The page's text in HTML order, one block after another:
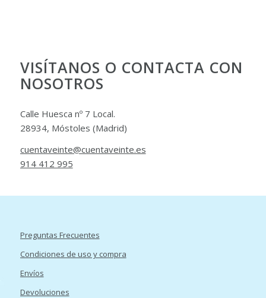
VISÍTANOS O CONTACTA CON
NOSOTROS
Calle Huesca nº 7 Local.
28934, Móstoles (Madrid)
cuentaveinte@cuentaveinte.es
914 412 995
Preguntas Frecuentes
Condiciones de uso y compra
Envíos
Devoluciones